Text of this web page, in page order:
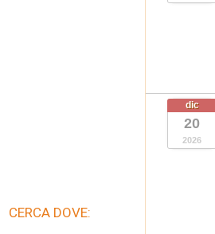
dic
20
2026
CERCA DOVE: